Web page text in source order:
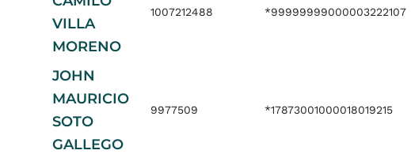
VILLA
MORENO
1007212488 *99999999000003222107
JOHN
MAURICIO
SOTO
GALLEGO
9977509 *17873001000018019215